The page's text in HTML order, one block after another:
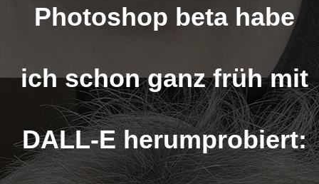
Photoshop beta habe
ich schon ganz früh mit
DALL-E herumprobiert: